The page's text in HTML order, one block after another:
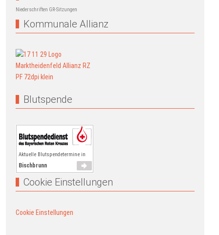
Niederschriften GR-Sitzungen
Kommunale Allianz
Blutspende
Aktuelle Blutspendetermine in
Bischbrunn
Cookie Einstellungen
Cookie Einstellungen